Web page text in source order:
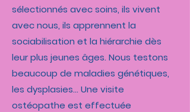
sélectionnés avec soins, ils vivent
avec nous, ils apprennent la
sociabilisation et la hiérarchie dès
leur plus jeunes âges. Nous testons
beaucoup de maladies génétiques,
les dysplasies... Une visite
ostéopathe est effectuée